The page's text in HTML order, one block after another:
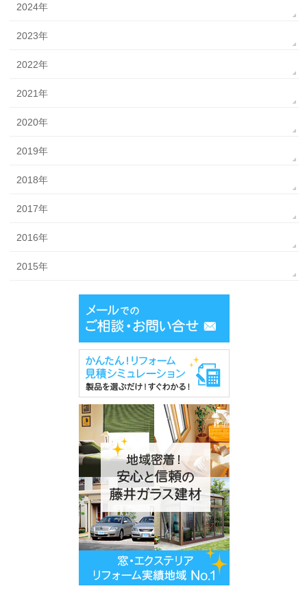
2024年
2023年
2022年
2021年
2020年
2019年
2018年
2017年
2016年
2015年